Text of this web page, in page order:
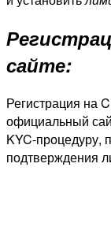
сайте:
Регистрация на
официальный
KYC-процедуру,
подтверждения